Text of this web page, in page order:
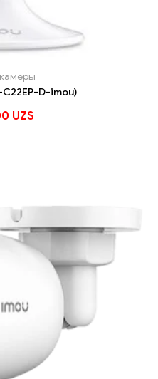
камеры
D-imou)
UZS